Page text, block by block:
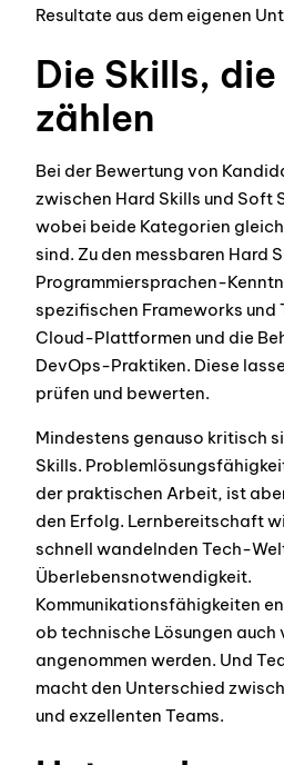
Resultate aus dem eigenen
Die Skills,
zählen
Bei der Bewertung von
zwischen Hard Skills und Soft
wobei beide Kategorien
sind. Zu den messbaren Hard
Programmiersprachen-
spezifischen Frameworks
Cloud-Plattformen und die
DevOps-Praktiken. Diese
prüfen und bewerten.
Mindestens genauso kritisch
Skills.
der praktischen Arbeit, ist
den Erfolg. Lernbereitschaft
schnell wandelnden Tech-
Überlebensnotwendigkeit.
Kommunikationsfähigkeiten
ob technische Lösungen auch
angenommen werden. Und
macht den Unterschied
und exzellenten Teams.